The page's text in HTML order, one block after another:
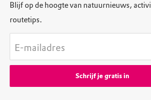
Blijf op de hoogte van natuurnieuws,
routetips.
E-mailadres
Schrijf je gratis in